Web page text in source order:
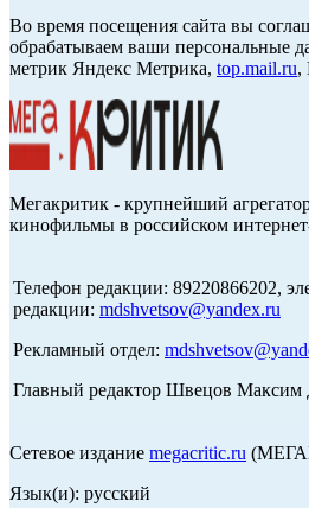
Во время посещения сайта вы
обрабатываем ваши персональные
метрик Яндекс Метрика, top.mail.ru,
Мегакритик - крупнейший
кинофильмы в российском
Телефон редакции: 89220866202,
редакции: mdshvetsov@yandex.ru
Рекламный отдел:
Главный редактор Швецов Максим
Сетевое издание megacritic.ru
Язык(и): русский